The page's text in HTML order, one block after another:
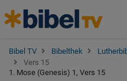
Bibel TV Bibelthek
Vers 15
1. Mose (Genesis) 1, Vers 15